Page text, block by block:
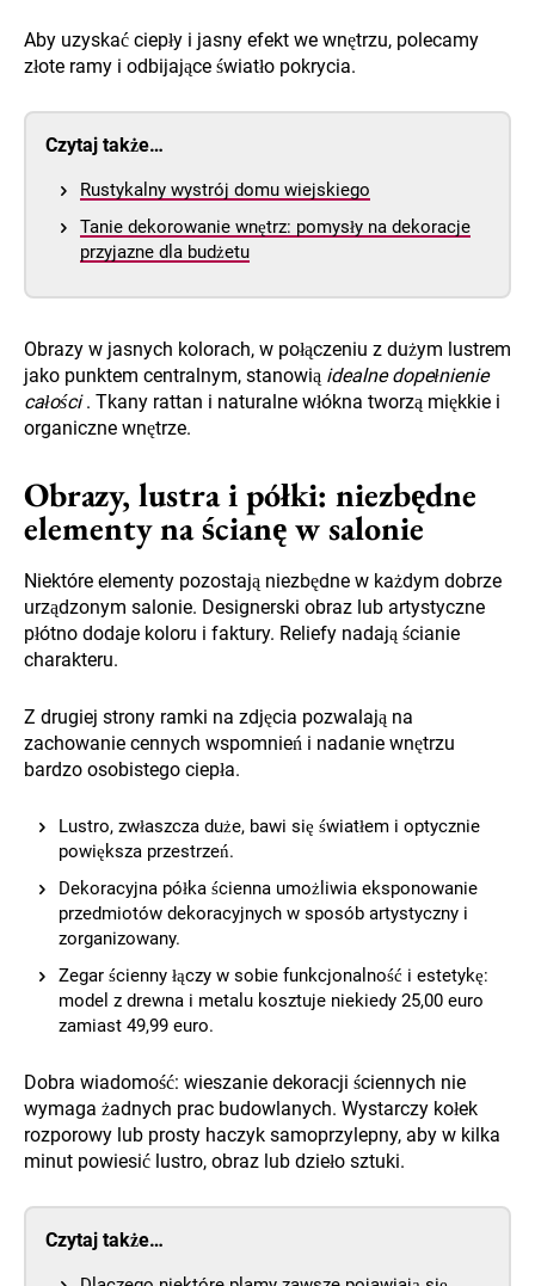
Aby uzyskać ciepły i jasny efekt we wnętrzu, polecamy
złote ramy i odbijające światło pokrycia.
Czytaj także…
Rustykalny wystrój domu wiejskiego
Tanie dekorowanie wnętrz: pomysły na dekoracje
przyjazne dla budżetu
Obrazy w jasnych kolorach, w połączeniu z dużym lustrem
jako punktem centralnym, stanowią idealne dopełnienie
całości. Tkany rattan i naturalne włókna tworzą miękkie i
organiczne wnętrze.
Obrazy, lustra i półki: niezbędne
elementy na ścianę w salonie
Niektóre elementy pozostają niezbędne w każdym dobrze
urządzonym salonie. Designerski obraz lub artystyczne
płótno dodaje koloru i faktury. Reliefy nadają ścianie
charakteru.
Z drugiej strony ramki na zdjęcia pozwalają na
zachowanie cennych wspomnień i nadanie wnętrzu
bardzo osobistego ciepła.
Lustro, zwłaszcza duże, bawi się światłem i optycznie
powiększa przestrzeń.
Dekoracyjna półka ścienna umożliwia eksponowanie
przedmiotów dekoracyjnych w sposób artystyczny i
zorganizowany.
Zegar ścienny łączy w sobie funkcjonalność i estetykę:
model z drewna i metalu kosztuje niekiedy 25,00 euro
zamiast 49,99 euro.
Dobra wiadomość: wieszanie dekoracji ściennych nie
wymaga żadnych prac budowlanych. Wystarczy kołek
rozporowy lub prosty haczyk samoprzylepny, aby w kilka
minut powiesić lustro, obraz lub dzieło sztuki.
Czytaj także…